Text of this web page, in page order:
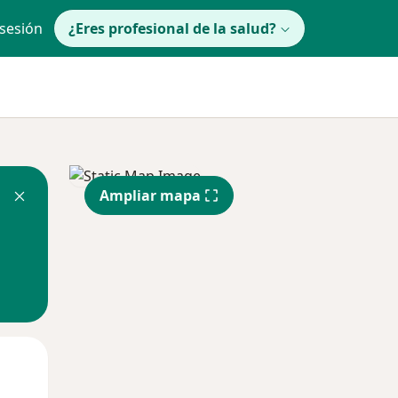
¿Eres profesional de la salud?
Ampliar mapa